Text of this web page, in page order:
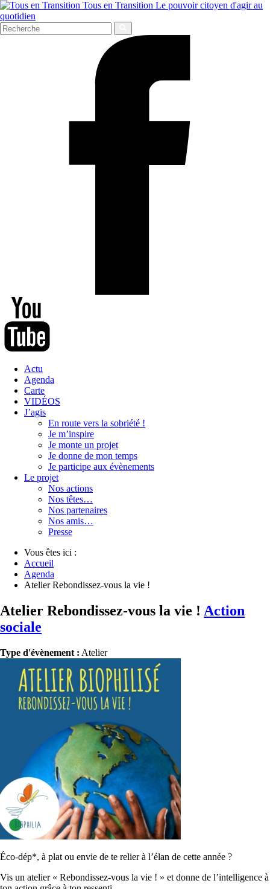
Tous en Transition Le pouvoir citoyen d'agir au
quotidien
Actu
Agenda
Carte
VIDÉOS
J’agis
En route vers la sobriété !
Je m’inspire
Je monte un projet
Je donne de mon temps
Je participe aux évènements
Le projet
Nos actions
Nos têtes…
Nos partenaires
Nos amis…
Presse
Vous êtes ici :
Accueil
Agenda
Atelier Rebondissez-vous la vie !
Atelier Rebondissez-vous la vie ! Action
sociale
Type d'évènement : Atelier
Éco-dép*, à plat ou envie de te relier à l’élan de cette année ?
Vis un atelier « Rebondissez-vous la vie ! » et donne de l’intelligence à